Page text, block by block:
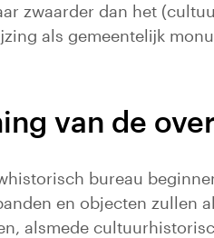
zwaarder dan het
als gemeentelijk
van de
bureau
en objecten zullen
alsmede